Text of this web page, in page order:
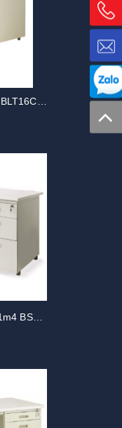
Bàn Sắt Có Hộc Liền 1m4 BS14HK3-M